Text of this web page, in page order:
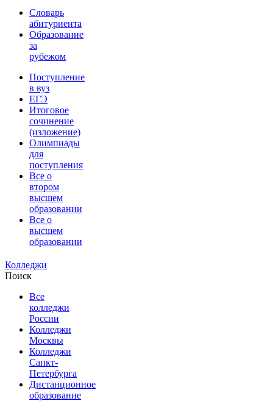
Словарь
абитуриента
Образование
за
рубежом
Поступление
в вуз
ЕГЭ
Итоговое
сочинение
(изложение)
Олимпиады
для
поступления
Все о
втором
высшем
образовании
Все о
высшем
образовании
Колледжи
Поиск
Все
колледжи
России
Колледжи
Москвы
Колледжи
Санкт-
Петербурга
Дистанционное
образование